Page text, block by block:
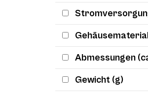
Abmessungen
Gewicht (g)